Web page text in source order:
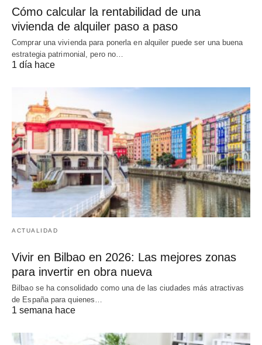
Cómo calcular la rentabilidad de una
vivienda de alquiler paso a paso
Comprar una vivienda para ponerla en alquiler puede ser una buena
estrategia patrimonial, pero no…
1 día hace
ACTUALIDAD
Vivir en Bilbao en 2026: Las mejores zonas
para invertir en obra nueva
Bilbao se ha consolidado como una de las ciudades más atractivas
de España para quienes…
1 semana hace